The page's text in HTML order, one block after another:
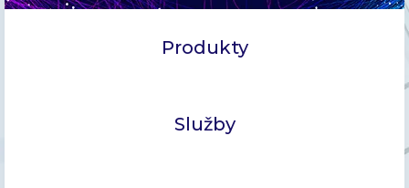
Produkty
Služby